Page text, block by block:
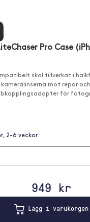
Pro Case
skal tillverkat i
kameralinserna mot repor
för
2-6 veckor
949 kr
Lägg i varukorgen